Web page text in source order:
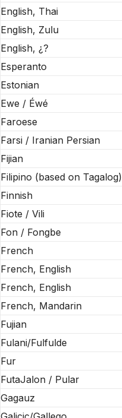
English, Thai
English, Zulu
English, ¿?
Esperanto
Estonian
Ewe / Éwé
Faroese
Farsi / Iranian Persian
Fijian
Filipino (based on Tagalog)
Finnish
Fiote / Vili
Fon / Fongbe
French
French, English
French, English
French, Mandarin
Fujian
Fulani/Fulfulde
Fur
FutaJalon / Pular
Gagauz